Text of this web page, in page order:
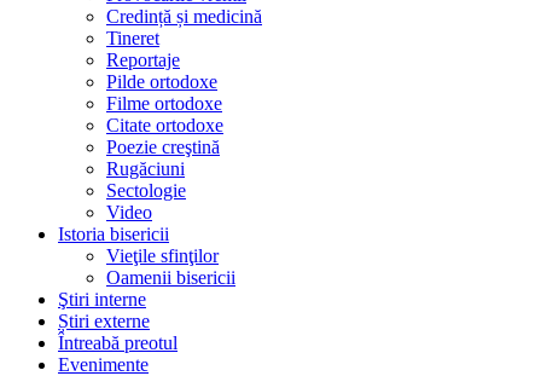
Credință și medicină
Tineret
Reportaje
Pilde ortodoxe
Filme ortodoxe
Citate ortodoxe
Poezie creştină
Rugăciuni
Sectologie
Video
Istoria bisericii
Vieţile sfinţilor
Oamenii bisericii
Ştiri interne
Știri externe
Întreabă preotul
Evenimente